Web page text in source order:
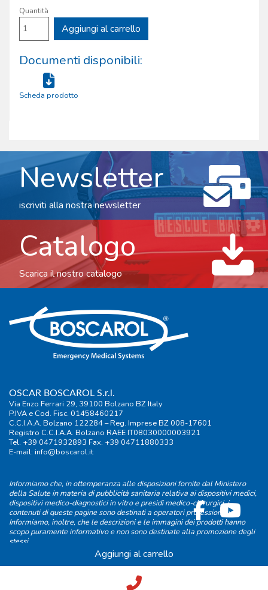
Quantità
Aggiungi al carrello
Aggiungi al carrello
Documenti disponibili:
Scheda prodotto
Newsletter
iscriviti alla nostra newsletter
Catalogo
Scarica il nostro catalogo
OSCAR BOSCAROL S.r.l.
Via Enzo Ferrari 29, 39100 Bolzano BZ Italy
P.IVA e Cod. Fisc. 01458460217
C.C.I.A.A. Bolzano 122284 – Reg. Imprese BZ 008-17601
Registro C.C.I.A.A. Bolzano RAEE IT08030000003921
Tel. +39 0471932893 Fax. +39 04711880333
E-mail: info@boscarol.it
Informiamo che, in ottemperanza alle disposizioni fornite dal Ministero
della Salute in materia di pubblicità sanitaria relativa ai dispositivi medici,
dispositivi medico-diagnostici in vitro e presidi medico-chirurgici, i
contenuti di queste pagine sono destinati a operatori professionali.
Informiamo, inoltre, che le descrizioni e le immagini dei prodotti hanno
scopo puramente informativo e non sono destinate alla promozione degli
stessi.
Condizioni di vendita|Termini d'uso|Informativa privacy|Cookie
Preferenze privacy